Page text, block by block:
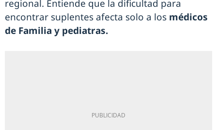
regional. Entiende que la dificultad para
encontrar suplentes afecta solo a los médicos
de Familia y pediatras.